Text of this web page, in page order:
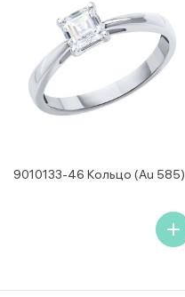
9010133-46 Кольцо (Au 585)